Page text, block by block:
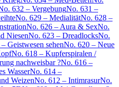
632 – VergebungNo. 631 –
No. 629 – MedialitätNo. 628 –
No. 626 – Aura & SexNo.
NiesenNo. 623 – DreadlocksNo.
Geistwesen sehenNo. 620 – Neue
No. 618 – Kupferspiralen /
nachweisbar ?No. 616 –
WasserNo. 614 –
WeizenNo. 612 – IntimrasurNo.